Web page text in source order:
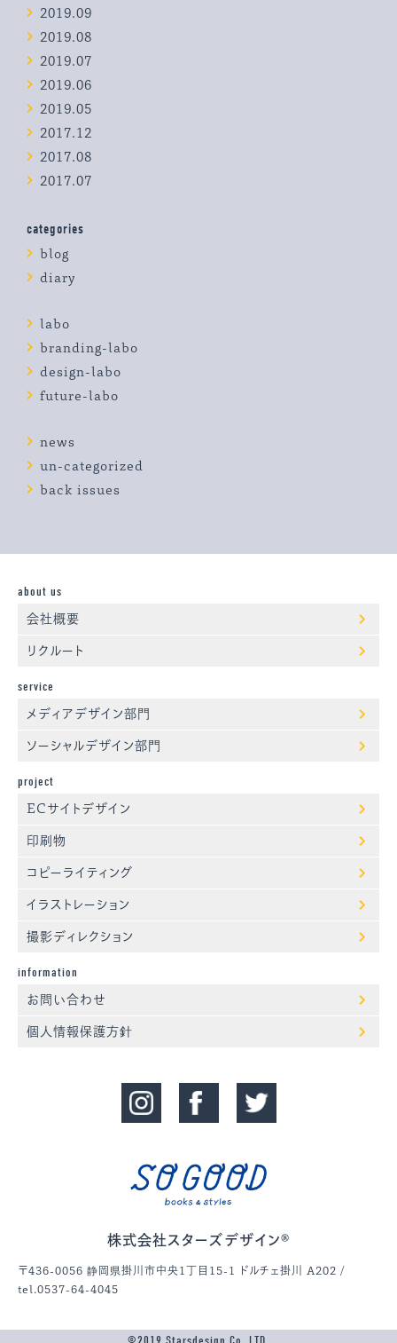
2019.09
2019.08
2019.07
2019.06
2019.05
2017.12
2017.08
2017.07
categories
blog
diary
labo
branding-labo
design-labo
future-labo
news
un-categorized
back issues
about us
会社概要
リクルート
service
メディアデザイン部門
ソーシャルデザイン部門
project
ECサイトデザイン
印刷物
コピーライティング
イラストレーション
撮影ディレクション
information
お問い合わせ
個人情報保護方針
株式会社スターズデザイン®
〒436-0056 静岡県掛川市中央1丁目15-1 ドルチェ掛川 A202 /
tel.0537-64-4045